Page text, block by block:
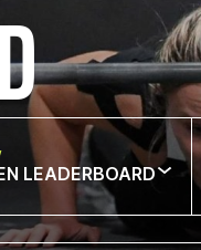
LEADERBOARD